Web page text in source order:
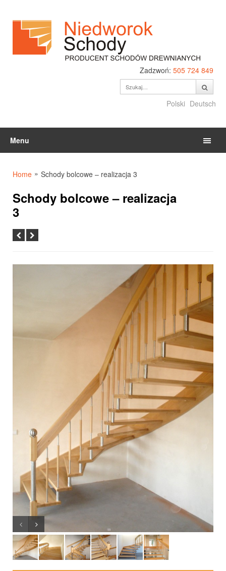
Zadzwoń: 505 724 849
Polski Deutsch
Menu
Home » Schody bolcowe – realizacja 3
Schody bolcowe – realizacja
3